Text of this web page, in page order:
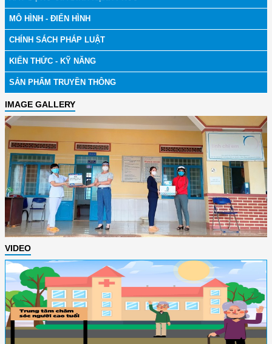
MÔ HÌNH - ĐIỂN HÌNH
CHÍNH SÁCH PHÁP LUẬT
KIẾN THỨC - KỸ NĂNG
SẢN PHẨM TRUYỀN THÔNG
IMAGE GALLERY
VIDEO